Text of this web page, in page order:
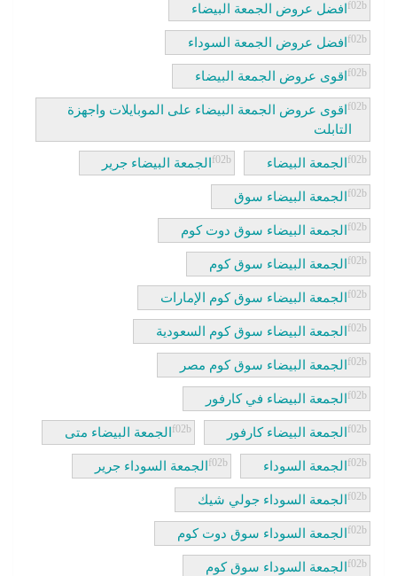
افضل عروض الجمعة البيضاء
افضل عروض الجمعة السوداء
اقوى عروض الجمعة البيضاء
اقوى عروض الجمعة البيضاء على الموبايلات واجهزة
التابلت
الجمعة البيضاء الجمعة البيضاء جرير
الجمعة البيضاء سوق
الجمعة البيضاء سوق دوت كوم
الجمعة البيضاء سوق كوم
الجمعة البيضاء سوق كوم الإمارات
الجمعة البيضاء سوق كوم السعودية
الجمعة البيضاء سوق كوم مصر
الجمعة البيضاء في كارفور
الجمعة البيضاء كارفور الجمعة البيضاء متى
الجمعة السوداء الجمعة السوداء جرير
الجمعة السوداء جولي شيك
الجمعة السوداء سوق دوت كوم
الجمعة السوداء سوق كوم